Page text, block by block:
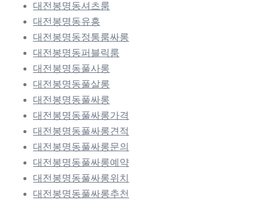
대전봉명동셔츠룸
대전봉명동유흥
대전봉명동정통룸싸롱
대전봉명동퍼블릭룸
대전봉명동풀사롱
대전봉명동풀살롱
대전봉명동풀싸롱
대전봉명동풀싸롱가격
대전봉명동풀싸롱견적
대전봉명동풀싸롱문의
대전봉명동풀싸롱예약
대전봉명동풀싸롱위치
대전봉명동풀싸롱추천